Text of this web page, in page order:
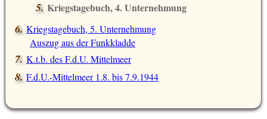
Kriegstagebuch, 4. Unternehmung
Kriegstagebuch, 5. Unternehmung
Auszug aus der Funkkladde
K.t.b. des F.d.U. Mittelmeer
F.d.U.-Mittelmeer 1.8. bis 7.9.1944